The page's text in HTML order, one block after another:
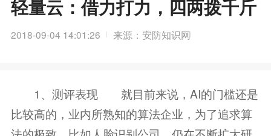
轻量云：借力打力，四两拨千斤
2018-09-04 14:01:26 来源：安防知识网
1、测评表现 就目前来说，AI的门槛还是
比较高的，业内所熟知的算法企业，为了追求算